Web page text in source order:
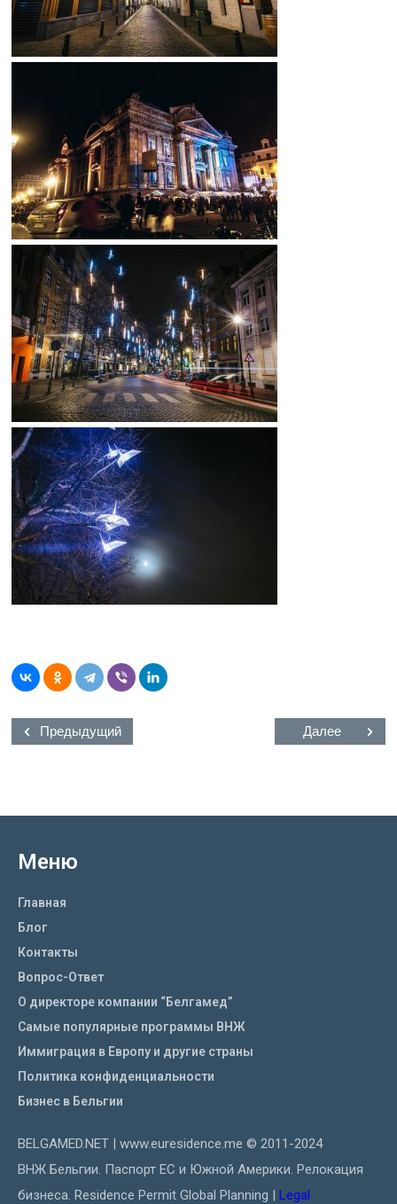
Далее
Предыдущий
Меню
Главная
Блог
Контакты
Вопрос-Ответ
О директоре компании “Белгамед”
Самые популярные программы ВНЖ
Иммиграция в Европу и другие страны
Политика конфиденциальности
Бизнес в Бельгии
BELGAMED.NET | www.euresidence.me © 2011-2024
ВНЖ Бельгии. Паспорт ЕС и Южной Америки. Релокация
бизнеса. Residence Permit Global Planning | Legal